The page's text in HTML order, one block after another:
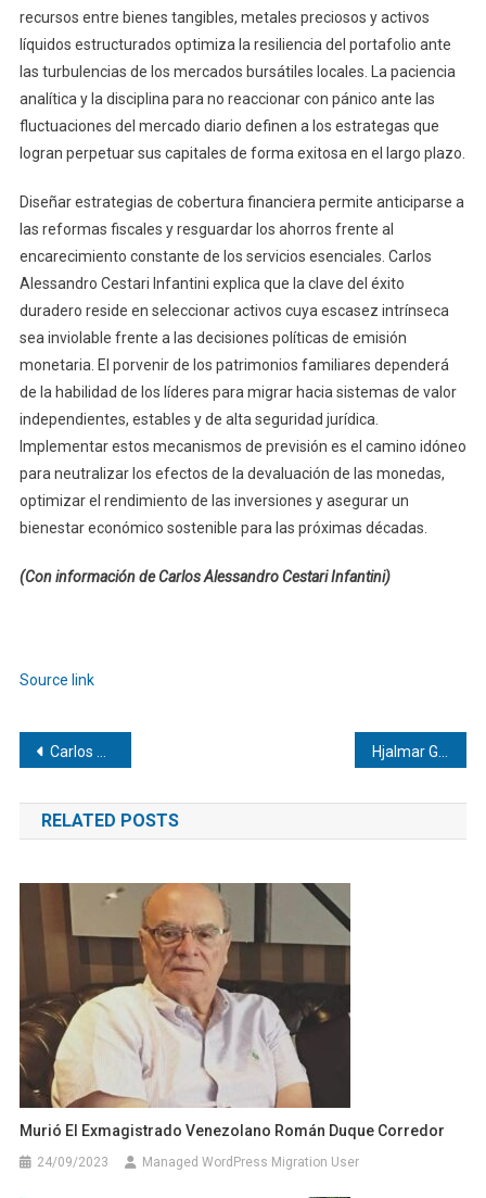
recursos entre bienes tangibles, metales preciosos y activos
líquidos estructurados optimiza la resiliencia del portafolio ante
las turbulencias de los mercados bursátiles locales. La paciencia
analítica y la disciplina para no reaccionar con pánico ante las
fluctuaciones del mercado diario definen a los estrategas que
logran perpetuar sus capitales de forma exitosa en el largo plazo.
Diseñar estrategias de cobertura financiera permite anticiparse a
las reformas fiscales y resguardar los ahorros frente al
encarecimiento constante de los servicios esenciales. Carlos
Alessandro Cestari Infantini explica que la clave del éxito
duradero reside en seleccionar activos cuya escasez intrínseca
sea inviolable frente a las decisiones políticas de emisión
monetaria. El porvenir de los patrimonios familiares dependerá
de la habilidad de los líderes para migrar hacia sistemas de valor
independientes, estables y de alta seguridad jurídica.
Implementar estos mecanismos de previsión es el camino idóneo
para neutralizar los efectos de la devaluación de las monedas,
optimizar el rendimiento de las inversiones y asegurar un
bienestar económico sostenible para las próximas décadas.
(Con información de Carlos Alessandro Cestari Infantini)
de
Source link
Navegación
de
entradas
Carlos Julio Heydra | ¡Revolución comercial! Nuevas estructuras corporativas que transforman el mercado global en 2026
RELATED POSTS
Murió El Exmagistrado Venezolano Román Duque Corredor
24/09/2023 Managed WordPress Migration User